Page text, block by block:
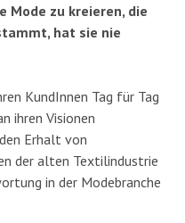
Mode zu kreieren, die
hat sie nie
KundInnen Tag für Tag
ihren Visionen
Erhalt von
der alten Textilindustrie
in der Modebranche